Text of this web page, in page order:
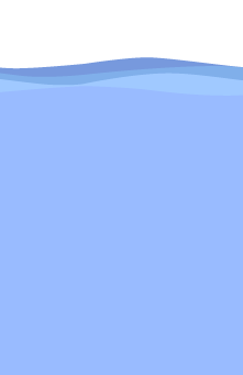
ールをご確認ください。